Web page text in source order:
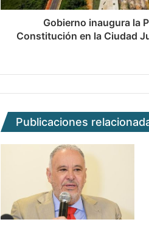
Gobierno inaugura la
Constitución en la Ciudad
Publicaciones